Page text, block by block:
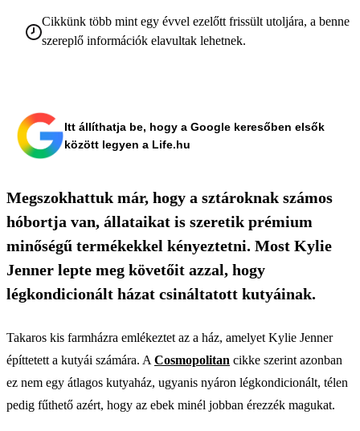
Cikkünk több mint egy évvel ezelőtt frissült utoljára, a benne
szereplő információk elavultak lehetnek.
Itt állíthatja be, hogy a Google keresőben elsők
között legyen a Life.hu
Megszokhattuk már, hogy a sztároknak számos
hóbortja van, állataikat is szeretik prémium
minőségű termékekkel kényeztetni. Most Kylie
Jenner lepte meg követőit azzal, hogy
légkondicionált házat csináltatott kutyáinak.
Takaros kis farmházra emlékeztet az a ház, amelyet Kylie Jenner
építtetett a kutyái számára. A Cosmopolitan cikke szerint azonban
ez nem egy átlagos kutyaház, ugyanis nyáron légkondicionált, télen
pedig fűthető azért, hogy az ebek minél jobban érezzék magukat.